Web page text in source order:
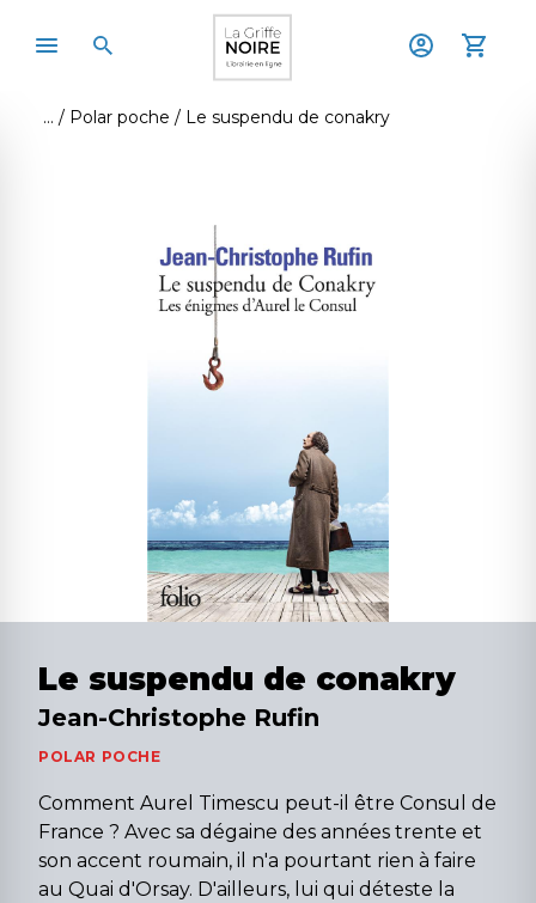
Polar poche Le suspendu de conakry
Le suspendu de conakry
Jean-Christophe Rufin
POLAR POCHE
Comment Aurel Timescu peut-il être Consul de
France ? Avec sa dégaine des années trente et
son accent roumain, il n'a pourtant rien à faire
au Quai d'Orsay. D'ailleurs, lui qui déteste la